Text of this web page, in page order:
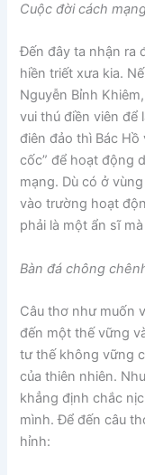
Cuộc đời cách
Đến đây ta nhận ra
hiền triết xưa kia.
Nguyễn Bỉnh
vui thú điền viên để
điên đảo thì Bác
cốc” để hoạt động
mạng. Dù có ở
vào trường hoạt
phải là một ẩn sĩ
Bàn đá chông
Câu thơ như muốn
đến một thế vững
tư thế không vững
của thiên nhiên.
khẳng định chắc
mình. Để đến câu
hỉnh: